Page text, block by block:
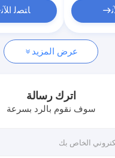
السيليكون يا
السيليكون
وكمال الأجسام
ﺎﺘﺼﻟ ﺍﻶﻧ
عرض المزيد
اترك رسالة
سوف نقوم بالرد بسرعة